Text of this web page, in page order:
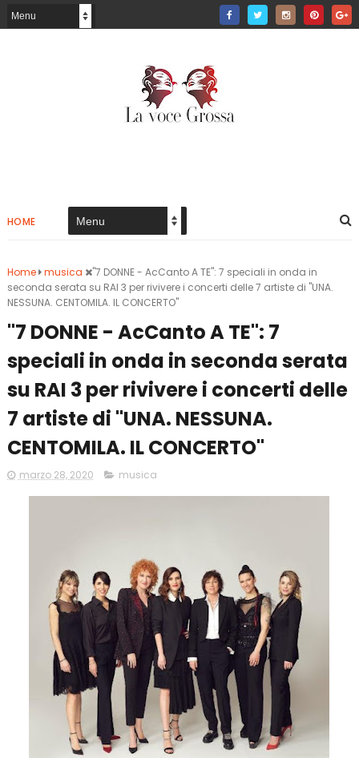
HOME
Home musica
"7 DONNE - AcCanto A TE": 7 speciali in onda in
seconda serata su RAI 3 per rivivere i concerti delle 7 artiste di "UNA.
NESSUNA. CENTOMILA. IL CONCERTO"
"7 DONNE - AcCanto A TE": 7
speciali in onda in seconda serata
su RAI 3 per rivivere i concerti delle
7 artiste di "UNA. NESSUNA.
CENTOMILA. IL CONCERTO"
marzo 28, 2020 musica